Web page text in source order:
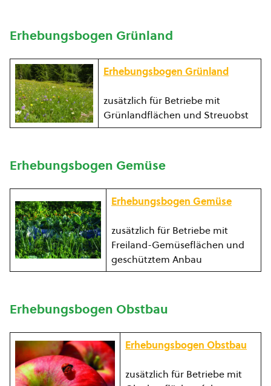
Erhebungsbogen Grünland
Erhebungsbogen Grünland
zusätzlich für Betriebe mit
Grünlandflächen und Streuobst
Erhebungsbogen Gemüse
Erhebungsbogen Gemüse
zusätzlich für Betriebe mit
Freiland-Gemüseflächen und
geschütztem Anbau
Erhebungsbogen Obstbau
Erhebungsbogen Obstbau
zusätzlich für Betriebe mit